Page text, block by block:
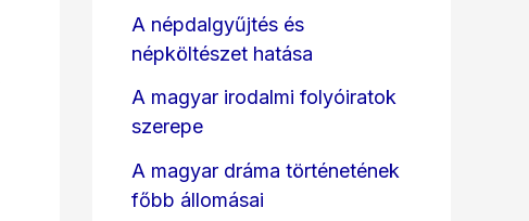
A népdalgyűjtés és
népköltészet hatása
A magyar irodalmi folyóiratok
szerepe
A magyar dráma történetének
főbb állomásai